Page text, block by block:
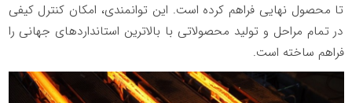
تا محصول نهایی فراهم کرده است. این توانمندی، امکان کنترل کیفی
در تمام مراحل و تولید محصولاتی با بالاترین استانداردهای جهانی را
فراهم ساخته است.